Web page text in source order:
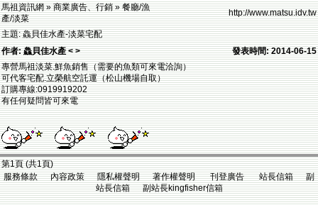
馬祖資訊網 » 商業廣告、行銷 » 餐廳/漁
產/淡菜
http://www.matsu.idv.tw
主題: 鱻貝佳水產-淡菜宅配
作者: 鱻貝佳水產 < >
發表時間: 2014-06-15
專營馬祖淡菜.鮮魚銷售（需要的魚類可來電洽詢）
可代客宅配.立榮航空託運（松山機場自取）
訂購專線:0919919202
有任何疑問皆可來電
第1頁 (共1頁)
服務條款 內容政策 隱私權聲明 著作權聲明 刊登廣告 站長信箱 副
站長信箱 副站長kingfisher信箱